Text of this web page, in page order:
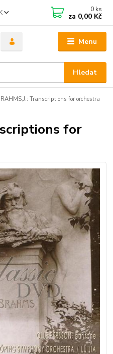
Menu
Hledat
0 ks
za 0,00 Kč
Transcriptions for orchestra
for